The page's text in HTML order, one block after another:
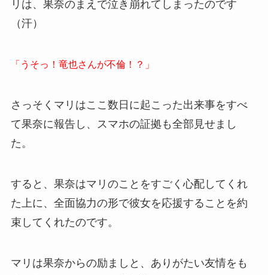
リは、果奈のまえで泣き崩れてしまったのです
（汗）
「うそっ！竜也さんが不倫！？」
さっそくマリはここ数日に起こった出来事をすべ
て果奈に報告し、スマホの証拠も全部見せまし
た。
すると、果奈はマリのことをすごく心配してくれ
た上に、全面協力の形で彼女を応援することを約
束してくれたのです。
マリは果奈からの励ましと、ありがたい友情をも